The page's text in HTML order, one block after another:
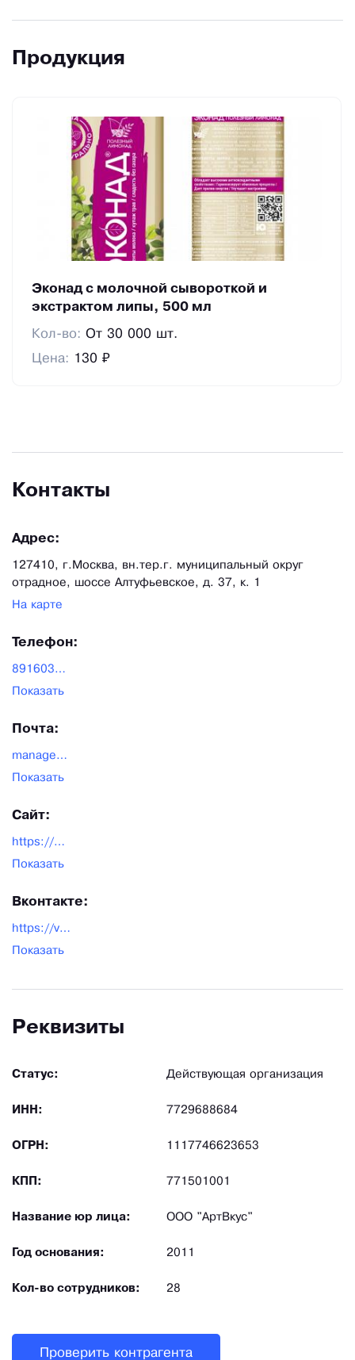
Продукция
Эконад с молочной сывороткой и
экстрактом липы, 500 мл
Кол-во:От 30 000 шт.
Цена: 130 ₽
Контакты
Адрес:
127410, г.Москва, вн.тер.г. муниципальный округ
отрадное, шоссе Алтуфьевское, д. 37, к. 1
На карте
Телефон:
89160371488
Показать
Почта:
manager@ecoartvkus.ru
Показать
Сайт:
https://eco-nad.ru/
Показать
Вконтакте:
https://vk.com/econad_ru
Показать
Реквизиты
Статус: Действующая организация
ИНН: 7729688684
ОГРН: 1117746623653
КПП: 771501001
Название юр лица: ООО "АртВкус"
Год основания: 2011
Кол-во сотрудников: 28
Проверить контрагента